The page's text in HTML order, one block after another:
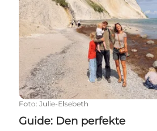
Foto: Julie-Elsebeth
Guide: Den perfekte